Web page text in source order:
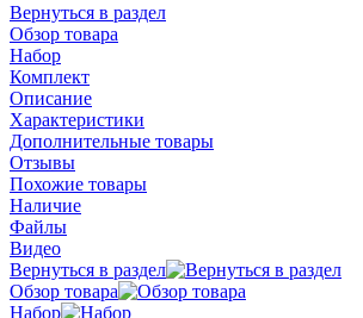
Вернуться в раздел
Обзор товара
Набор
Комплект
Описание
Характеристики
Дополнительные товары
Отзывы
Похожие товары
Наличие
Файлы
Видео
Вернуться в раздел
Обзор товара
Набор